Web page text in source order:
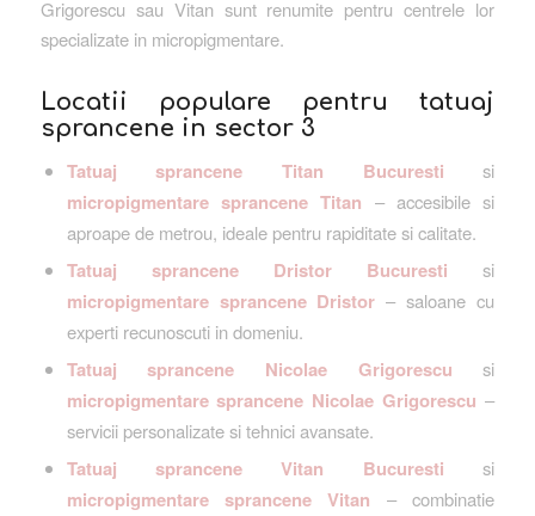
Grigorescu sau Vitan sunt renumite pentru centrele lor
specializate in micropigmentare.
Locatii populare pentru tatuaj
sprancene in sector 3
Tatuaj sprancene Titan Bucuresti si
micropigmentare sprancene Titan – accesibile si
aproape de metrou, ideale pentru rapiditate si calitate.
Tatuaj sprancene Dristor Bucuresti si
micropigmentare sprancene Dristor – saloane cu
experti recunoscuti in domeniu.
Tatuaj sprancene Nicolae Grigorescu si
micropigmentare sprancene Nicolae Grigorescu –
servicii personalizate si tehnici avansate.
Tatuaj sprancene Vitan Bucuresti si
micropigmentare sprancene Vitan – combinatie